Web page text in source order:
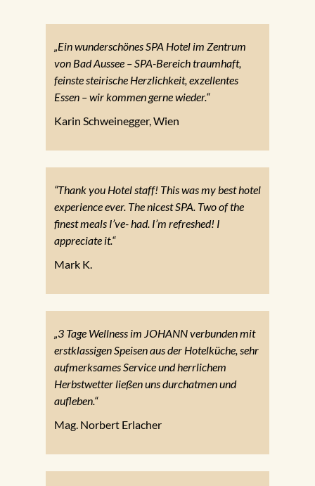
„Ein wunderschönes SPA Hotel im Zentrum
von Bad Aussee – SPA-Bereich traumhaft,
feinste steirische Herzlichkeit, exzellentes
Essen – wir kommen gerne wieder.“
Karin Schweinegger, Wien
“Thank you Hotel staff! This was my best hotel
experience ever. The nicest SPA. Two of the
finest meals I’ve- had. I’m refreshed! I
appreciate it.“
Mark K.
„3 Tage Wellness im JOHANN verbunden mit
erstklassigen Speisen aus der Hotelküche, sehr
aufmerksames Service und herrlichem
Herbstwetter ließen uns durchatmen und
aufleben.“
Mag. Norbert Erlacher